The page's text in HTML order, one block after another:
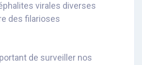
virales diverses
des filarioses
de surveiller nos